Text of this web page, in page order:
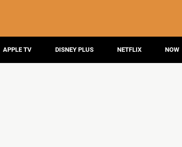
APPLE TV DISNEY PLUS NETFLIX NOW